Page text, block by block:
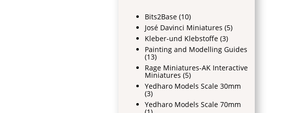
Bits2Base (10)
José Davinci Miniatures (5)
Kleber-und Klebstoffe (3)
Painting and Modelling Guides
(13)
Rage Miniatures-AK Interactive
Miniatures (5)
Yedharo Models Scale 30mm
(3)
Yedharo Models Scale 70mm